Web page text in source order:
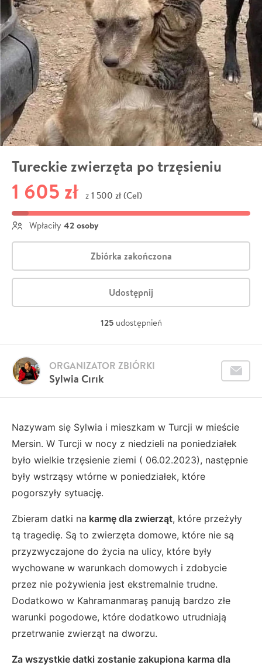
Tureckie zwierzęta po trzęsieniu
1 605 zł z 1 500 zł (Cel)
Wpłaciły 42 osoby
Zbiórka zakończona
Udostępnij
125 udostępnień
Sylwia Cırık
ORGANIZATOR ZBIÓRKI
Nazywam się Sylwia i mieszkam w Turcji w mieście
Mersin. W Turcji w nocy z niedzieli na poniedziałek
było wielkie trzęsienie ziemi ( 06.02.2023), następnie
były wstrząsy wtórne w poniedziałek, które
pogorszyły sytuację.
Zbieram datki na karmę dla zwierząt, które przeżyły
tą tragedię. Są to zwierzęta domowe, które nie są
przyzwyczajone do życia na ulicy, które były
wychowane w warunkach domowych i zdobycie
przez nie pożywienia jest ekstremalnie trudne.
Dodatkowo w Kahramanmaraş panują bardzo złe
warunki pogodowe, które dodatkowo utrudniają
przetrwanie zwierząt na dworzu.
Za wszystkie datki zostanie zakupiona karma dla